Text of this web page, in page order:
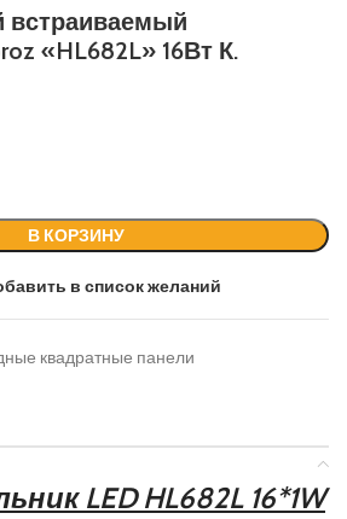
«HL682L» 16Вт К.
В КОРЗИНУ
в список желаний
квадратные панели
LED HL682L 16*1W